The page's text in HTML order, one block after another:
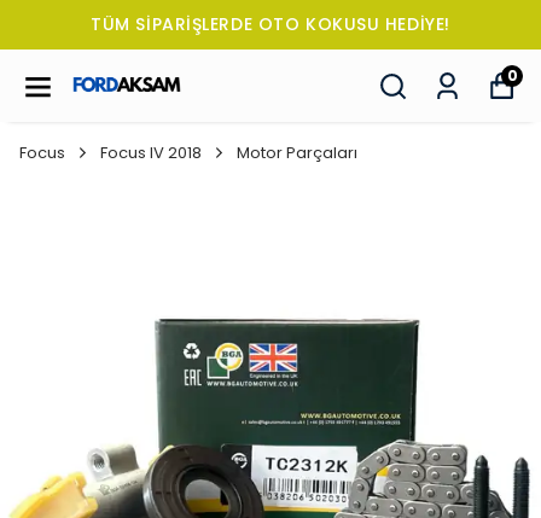
TÜM SİPARİŞLERDE OTO KOKUSU HEDİYE!
0
Focus Focus IV 2018 Motor Parçaları